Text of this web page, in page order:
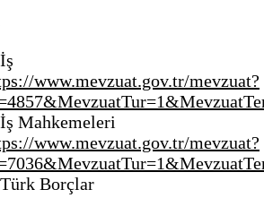
www.mevzuat.gov.tr/mevzuat?
İş Mahkemeleri
www.mevzuat.gov.tr/mevzuat?
Türk Borçlar